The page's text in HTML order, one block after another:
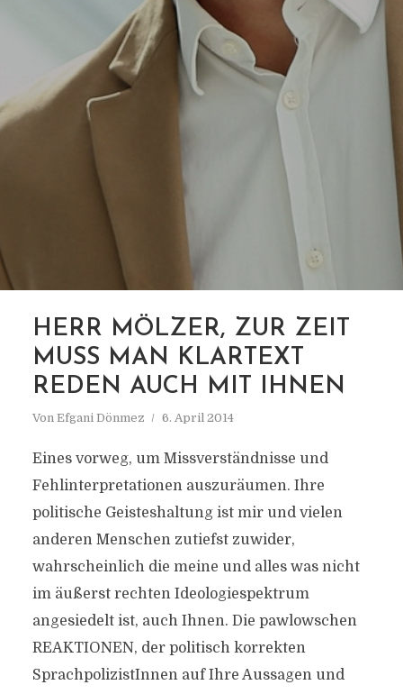
MARKIERUNG
MÖLZER
HERR MÖLZER, ZUR ZEIT
MUSS MAN KLARTEXT
REDEN AUCH MIT IHNEN
Von Efgani Dönmez 6. April 2014
Eines vorweg, um Missverständnisse und
Fehlinterpretationen auszuräumen. Ihre
politische Geisteshaltung ist mir und vielen
anderen Menschen zutiefst zuwider,
wahrscheinlich die meine und alles was nicht
im äußerst rechten Ideologiespektrum
angesiedelt ist, auch Ihnen. Die pawlowschen
REAKTIONEN, der politisch korrekten
SprachpolizistInnen auf Ihre Aussagen und